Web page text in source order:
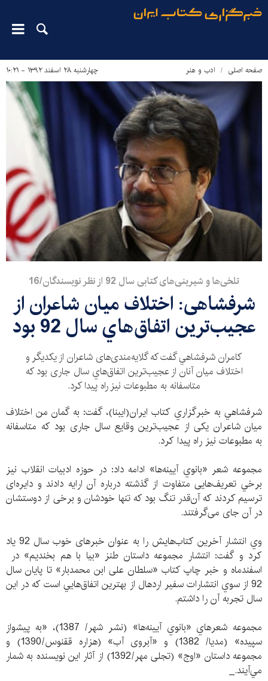
صفحه اصلی ادب و هنر چهارشنبه ۲۸ اسفند ۱۳۹۲ - ۱۰:۲۱
تلخی‌ها و شیرینی‌های کتابی سال 92 از نظر نویسندگان/16
شرفشاهی: اختلاف میان شاعران از
عجيب‌ترين اتفاق‌هاي سال 92 بود
كامران شرفشاهي گفت که گلايه‌مندی‌های شاعران از یکدیگر و
اختلاف میان آنان از عجيب‌ترين اتفاق‌هاي سال جاری بود كه
متاسفانه به مطبوعات نيز راه پيدا كرد.
شرفشاهي به خبرگزاري كتاب ايران(ايبنا)، گفت: به گمان من اختلاف
ميان شاعران یکی از عجیب‌ترین وقایع سال جاری بود كه متاسفانه
به مطبوعات نيز راه پيدا كرد.
مجموعه شعر «بانوي آيينه‌ها» ادامه داد: در حوزه ادبيات انقلاب نيز
برخي تعریف‌هایی متفاوت از گذشته درباره آن ارايه دادند و دایره‌ای
ترسیم کردند که آن‌قدر تنگ بود که تنها خودشان و برخی از دوستشان
در آن جای می‌گرفتند.
وي انتشار آخرين كتاب‌هایش را به عنوان خبرهای خوب سال 92 ياد
كرد و گفت: انتشار مجموعه داستان طنز «بیا با هم بخندیم» در
اسفندماه و خبر چاپ کتاب «سلطان علی ابن محمدبار» تا پایان سال
92 از سوي انتشارات سفير اردهال از بهترين اتفاق‌هايي است كه در اين
سال تجربه آن را داشتم.
مجموعه شعرهاي «بانوي آيينه‌ها» (نشر شهر/ 1387)، «به پيشواز
سپيده» (مديا/ 1382) و «آبروی آب» (هزاره‌ ققنوس/1390) و
مجموعه داستان «اوج» (تجلی مهر/1392) از آثار اين نويسنده به شمار
مي‌آيند._